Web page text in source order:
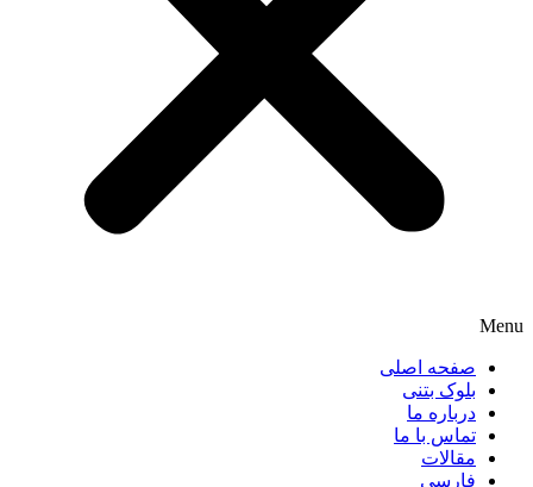
Menu
صفحه اصلی
بلوک بتنی
درباره ما
تماس با ما
مقالات
فارسی